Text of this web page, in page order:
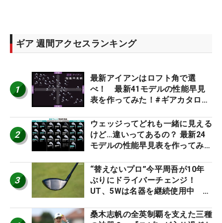
ギア 週間アクセスランキング
1
最新アイアンはロフト角で選
べ！ 最新41モデルの性能早見
表を作ってみた！#ギアカタログ
2
ウェッジってどれも一緒に見える
けど…違いってあるの？ 最新24
モデルの性能早見表を作ってみ
3
“替えないプロ”今平周吾が10年
ぶりにドライバーチェンジ！
UT、5Wは名器を継続使用中 #
桑木志帆の全英制覇を支えた三種